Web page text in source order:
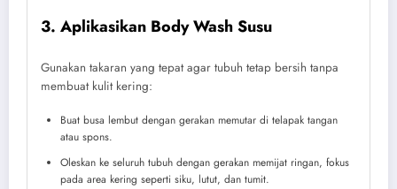
3. Aplikasikan Body Wash Susu
Gunakan takaran yang tepat agar tubuh tetap bersih tanpa
membuat kulit kering:
Buat busa lembut dengan gerakan memutar di telapak tangan
atau spons.
Oleskan ke seluruh tubuh dengan gerakan memijat ringan, fokus
pada area kering seperti siku, lutut, dan tumit.